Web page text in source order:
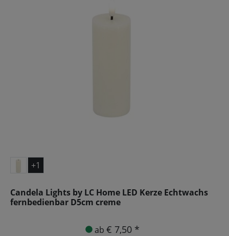
+1
Candela Lights by LC Home LED Kerze Echtwachs
fernbedienbar D5cm creme
ab € 7,50 *